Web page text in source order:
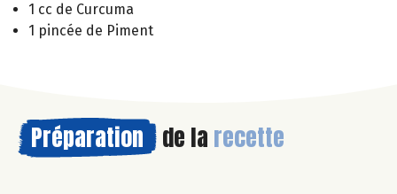
1 cc de Curcuma
1 pincée de Piment
Préparation de la recette